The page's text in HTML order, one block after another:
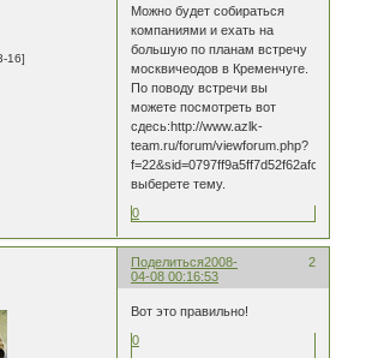
16]
Можно будет собираться
компаниями и ехать на
большую по планам встречу
москвичеодов в Кременчуге.
По поводу встречи вы
можете посмотреть вот
сдесь:http://www.azlk-
team.ru/forum/viewforum.php?
выберете тему.
0
Поделиться 2
2008-
04-08 00:16:53
Вот это правильно!
0